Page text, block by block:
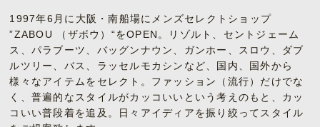
1997年6月に大阪・南船場にメンズセレクトショップ
”ZABOU （ザボウ）“をOPEN。リゾルト、セントジェーム
ス、パラブーツ、バッグンナウン、ガンホー、スロウ、ダブ
ルツリー、バス、ラッセルモカシンなど、国内、国外から
様々なアイテムをセレクト。ファッション（流行）だけでな
く、普遍的なスタイルがカッコいいという考えのもと、カッ
コいい普段着を追及。日々アイディアを振り絞ってスタイル